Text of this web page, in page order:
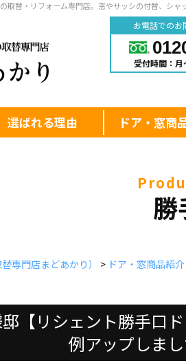
取替・リフォーム専門店。窓やサッシの付替、シャ
お電話でのお
受付時間：
選ばれる理由 ドア・窓商
勝
専門店まどあかり） > ドア・窓商品紹介
【リシェント勝手口
例アップしま